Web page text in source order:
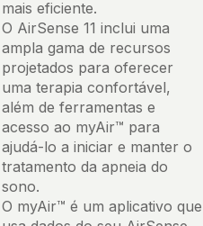
mais eficiente.
O AirSense 11 inclui uma
ampla gama de recursos
projetados para oferecer
uma terapia confortável,
além de ferramentas e
acesso ao myAir™ para
ajudá-lo a iniciar e manter o
tratamento da apneia do
sono.
O myAir™ é um aplicativo que